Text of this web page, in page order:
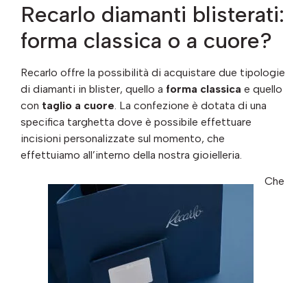
Recarlo diamanti blisterati:
forma classica o a cuore?
Recarlo offre la possibilità di acquistare due tipologie
di diamanti in blister, quello a forma classica e quello
con taglio a cuore. La confezione è dotata di una
specifica targhetta dove è possibile effettuare
incisioni personalizzate sul momento, che
effettuiamo all’interno della nostra gioielleria.
Che